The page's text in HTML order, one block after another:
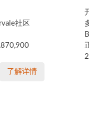
社区
了解详情